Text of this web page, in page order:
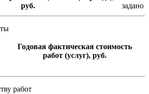
руб.
задано
Годовая фактическая стоимость
работ (услуг), руб.
работ